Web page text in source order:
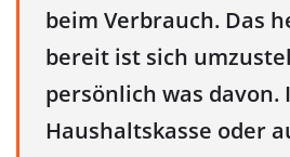
beim Verbrauch. Das
bereit ist sich
persönlich was
Haushaltskasse oder